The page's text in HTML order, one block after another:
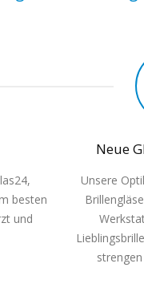
besten
und
Neue
Unsere